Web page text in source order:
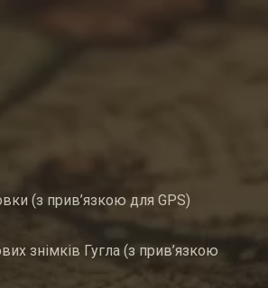
(з прив’язкою для GPS)
знімків Гугла (з прив’язкою